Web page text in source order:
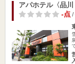
アパホテル〈品
-点/